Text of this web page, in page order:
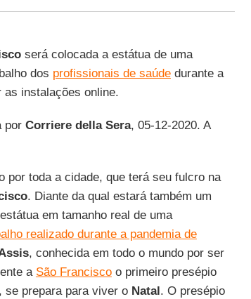
será colocada a estátua de uma
dos profissionais de saúdedurante a
as instalações online.
por Corriere della Sera, 05-12-2020. A
por toda a cidade, que terá seu fulcro na
. Diante da qual estará também um
em tamanho real de uma
realizado durante a pandemia de
, conhecida em todo o mundo por ser
a São Franciscoo primeiro presépio
se prepara para viver o Natal. O presépio